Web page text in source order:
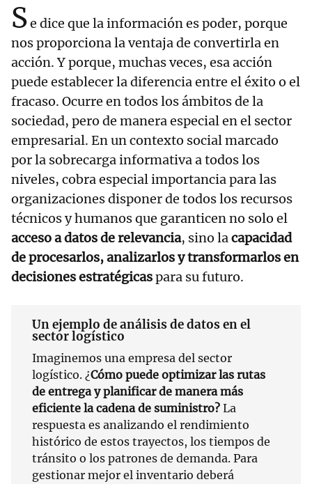
Se dice que la información es poder, porque
nos proporciona la ventaja de convertirla en
acción. Y porque, muchas veces, esa acción
puede establecer la diferencia entre el éxito o el
fracaso. Ocurre en todos los ámbitos de la
sociedad, pero de manera especial en el sector
empresarial. En un contexto social marcado
por la sobrecarga informativa a todos los
niveles, cobra especial importancia para las
organizaciones disponer de todos los recursos
técnicos y humanos que garanticen no solo el
acceso a datos de relevancia, sino lacapacidad
de procesarlos, analizarlos y transformarlos en
decisiones estratégicaspara su futuro.
Un ejemplo de análisis de datos en el
sector logístico
Imaginemos una empresa del sector
logístico. ¿Cómo puede optimizar las rutas
de entrega y planificar de manera más
eficiente la cadena de suministro? La
respuesta es analizando el rendimiento
histórico de estos trayectos, los tiempos de
tránsito o los patrones de demanda. Para
gestionar mejor el inventario deberá